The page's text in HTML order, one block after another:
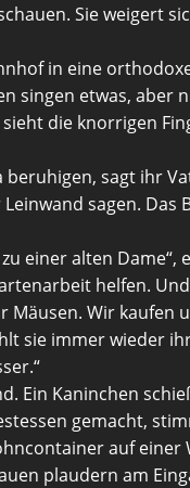
Sie weigert
in eine
singen etwas,
die knorrigen
sagt ihr
sagen.
einer alten
helfen.
Wir kaufen
sie immer wieder
Ein Kaninchen
gemacht,
auf einer
plaudern am